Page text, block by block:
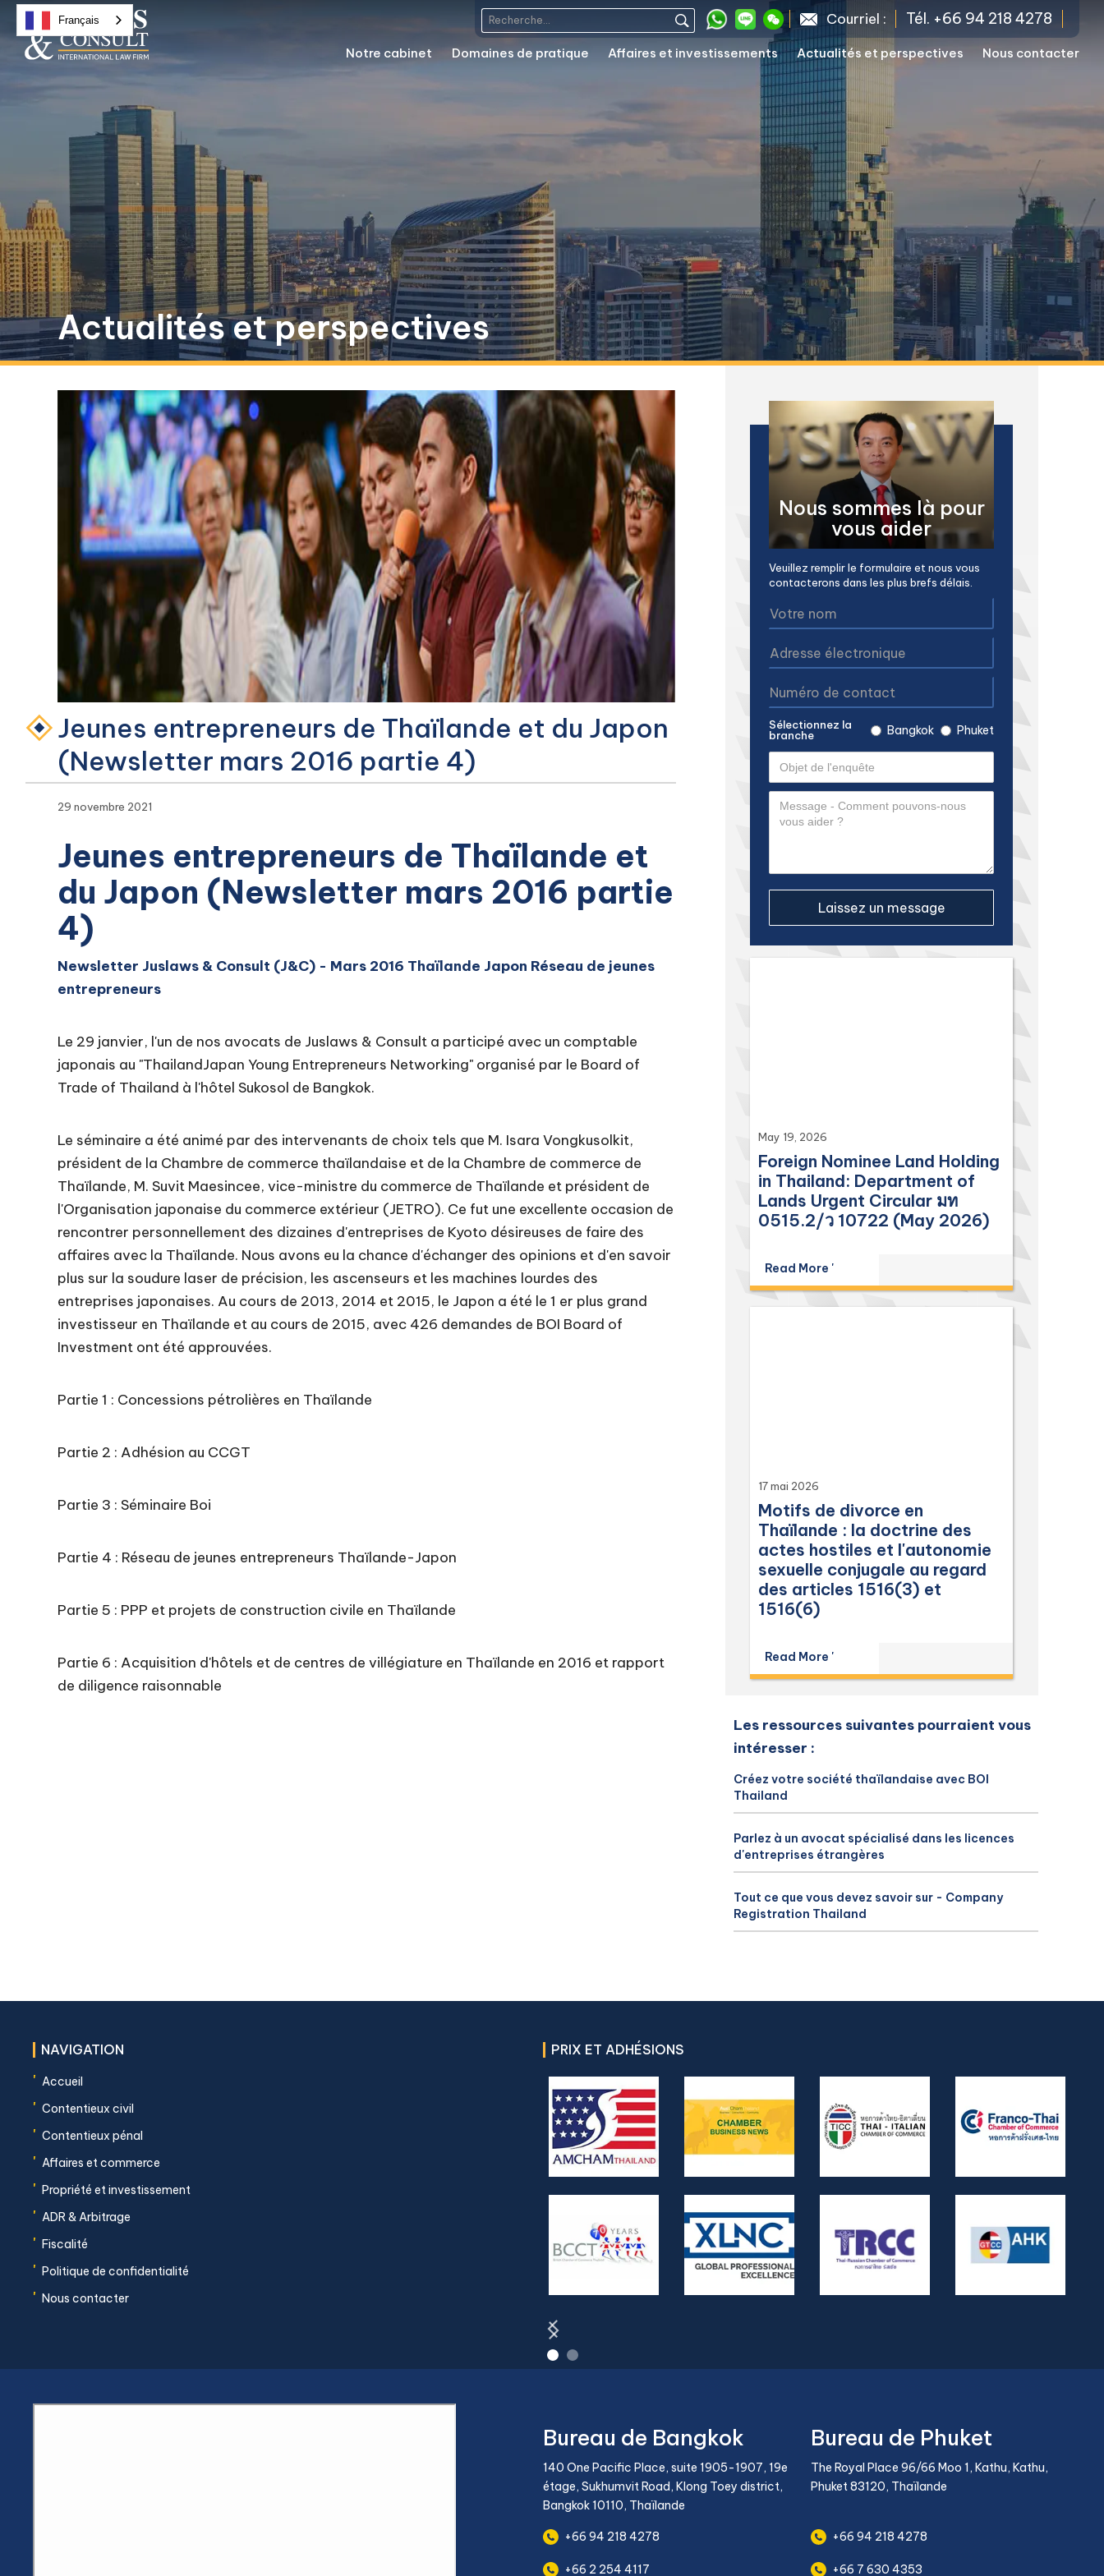
Courriel : Tél. +66 94 218 4278
Notre cabinet Domaines de pratique Affaires et investissements Actualités et perspectives Nous contacter
Actualités et perspectives
Jeunes entrepreneurs de Thaïlande et du Japon
(Newsletter mars 2016 partie 4)
29 novembre 2021
Jeunes entrepreneurs de Thaïlande et
du Japon (Newsletter mars 2016 partie
4)
Newsletter Juslaws & Consult (J&C) - Mars 2016 Thaïlande Japon Réseau de jeunes
entrepreneurs
Le 29 janvier, l'un de nos avocats de Juslaws & Consult a participé avec un comptable
japonais au "ThailandJapan Young Entrepreneurs Networking" organisé par le Board of
Trade of Thailand à l'hôtel Sukosol de Bangkok.
Le séminaire a été animé par des intervenants de choix tels que M. Isara Vongkusolkit,
président de la Chambre de commerce thaïlandaise et de la Chambre de commerce de
Thaïlande, M. Suvit Maesincee, vice-ministre du commerce de Thaïlande et président de
l'Organisation japonaise du commerce extérieur (JETRO). Ce fut une excellente occasion de
rencontrer personnellement des dizaines d'entreprises de Kyoto désireuses de faire des
affaires avec la Thaïlande. Nous avons eu la chance d'échanger des opinions et d'en savoir
plus sur la soudure laser de précision, les ascenseurs et les machines lourdes des
entreprises japonaises. Au cours de 2013, 2014 et 2015, le Japon a été le 1 er plus grand
investisseur en Thaïlande et au cours de 2015, avec 426 demandes de BOI Board of
Investment ont été approuvées.
Partie 1 : Concessions pétrolières en Thaïlande
Partie 2 : Adhésion au CCGT
Partie 3 : Séminaire Boi
Partie 4 : Réseau de jeunes entrepreneurs Thaïlande-Japon
Partie 5 : PPP et projets de construction civile en Thaïlande
Partie 6 : Acquisition d'hôtels et de centres de villégiature en Thaïlande en 2016 et rapport
de diligence raisonnable
Nous sommes là pour
vous aider
Veuillez remplir le formulaire et nous vous
contacterons dans les plus brefs délais.
Sélectionnez la
branche
Bangkok Phuket
May 19, 2026
Foreign Nominee Land Holding
in Thailand: Department of
Lands Urgent Circular มท
0515.2/ว 10722 (May 2026)
Read More '
17 mai 2026
Motifs de divorce en
Thaïlande : la doctrine des
actes hostiles et l'autonomie
sexuelle conjugale au regard
des articles 1516(3) et
1516(6)
Read More '
Les ressources suivantes pourraient vous
intéresser :
Créez votre société thaïlandaise avec BOI
Thailand
Parlez à un avocat spécialisé dans les licences
d'entreprises étrangères
Tout ce que vous devez savoir sur - Company
Registration Thailand
NAVIGATION
' Accueil
' Contentieux civil
' Contentieux pénal
' Affaires et commerce
' Propriété et investissement
' ADR & Arbitrage
' Fiscalité
' Politique de confidentialité
' Nous contacter
PRIX ET ADHÉSIONS
Bureau de Bangkok
140 One Pacific Place, suite 1905-1907, 19e
étage, Sukhumvit Road, Klong Toey district,
Bangkok 10110, Thaïlande
+66 94 218 4278
+66 2 254 4117
Bureau de Phuket
The Royal Place 96/66 Moo 1, Kathu, Kathu,
Phuket 83120, Thaïlande
+66 94 218 4278
+66 7 630 4353
Français